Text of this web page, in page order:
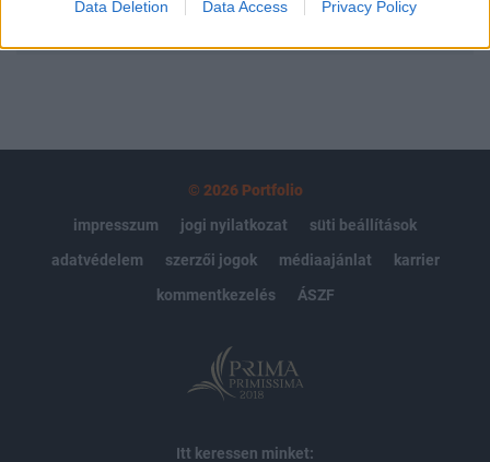
Data Deletion Data Access Privacy Policy
MÁR ELŐFIZETŐNK VAGY?BEJELENTKEZÉS
© 2026 Portfolio
impresszum
jogi nyilatkozat
süti beállítások
adatvédelem
szerzői jogok médiaajánlat
karrier
kommentkezelés
ÁSZF
Itt keressen minket: